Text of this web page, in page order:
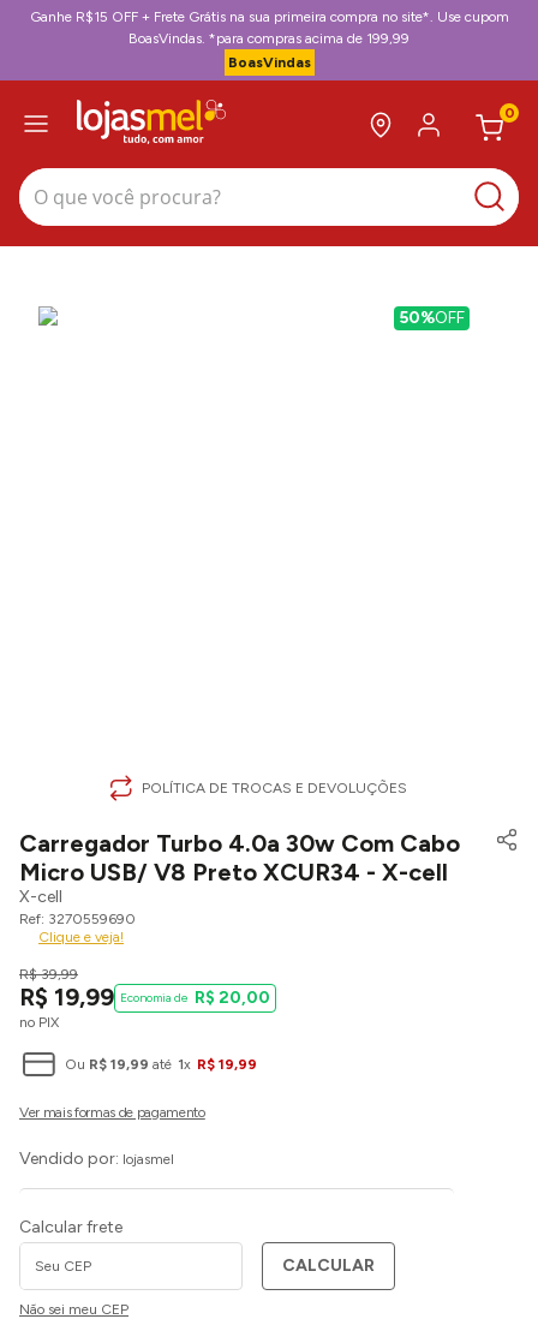
Ganhe R$15 OFF + Frete Grátis na sua primeira compra no site*. Use cupom
BoasVindas. *para compras acima de 199,99
BoasVindas
0
O que você procura?
50%OFF
POLÍTICA DE TROCAS E DEVOLUÇÕES
Carregador Turbo 4.0a 30w Com Cabo
Micro USB/ V8 Preto XCUR34 - X-cell
X-cell
3270559690
Clique e veja!
R$ 39,99
R$ 19,99
no PIX
R$ 20,00
Ou R$ 19,99 até 1x R$ 19,99
Vendido por: lojasmel
Calcular frete
CALCULAR
Não sei meu CEP